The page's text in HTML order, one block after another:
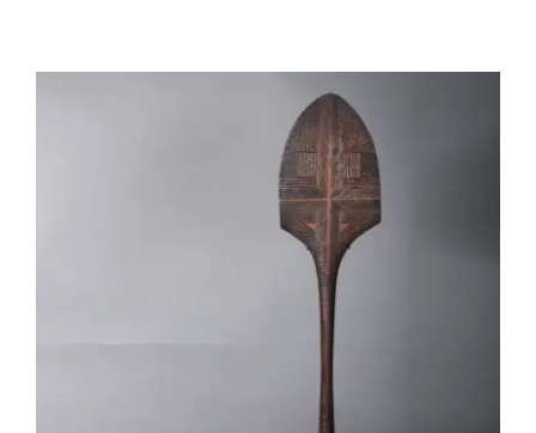
OC006 Pagaie de danse – Fidji